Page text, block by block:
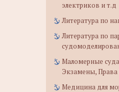
электриков и т.д
Литература по
Литература по
Маломерные
Экзамены,
Медицина для